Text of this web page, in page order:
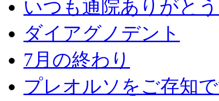
いつも通院ありがと
ダイアグノデント
7月の終わり
プレオルソをご存知